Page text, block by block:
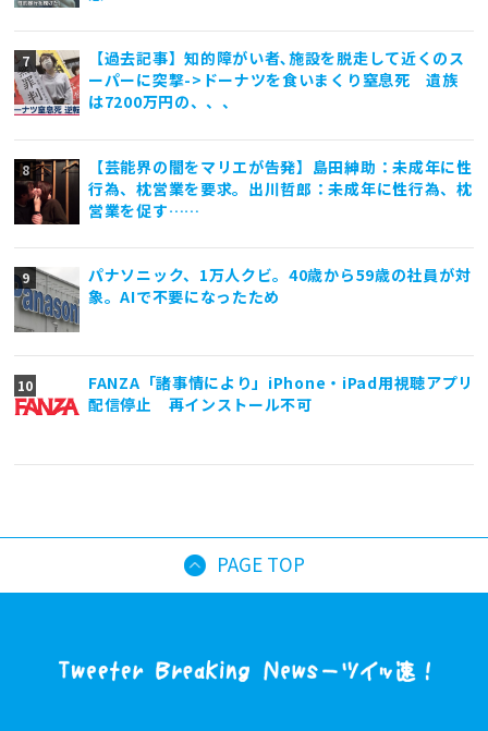
【過去記事】知的障がい者､施設を脱走して近くのス
ーパーに突撃->ドーナツを食いまくり窒息死 遺族
は7200万円の、、、
【芸能界の闇をマリエが告発】島田紳助：未成年に性
行為、枕営業を要求。出川哲郎：未成年に性行為、枕
営業を促す……
パナソニック、1万人クビ。40歳から59歳の社員が対
象。AIで不要になったため
FANZA「諸事情により」iPhone・iPad用視聴アプリ
配信停止 再インストール不可
PAGE TOP